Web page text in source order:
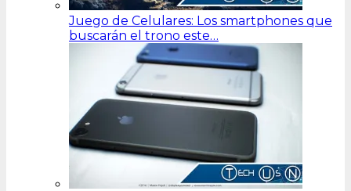
Juego de Celulares: Los smartphones que
buscarán el trono este…